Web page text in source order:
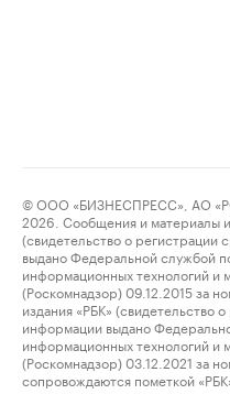
© ООО «БИЗНЕСПРЕСС», АО
2026. Сообщения и материалы
(свидетельство о регистрации
выдано Федеральной службой
информационных технологий и
(Роскомнадзор) 09.12.2015 за
издания «РБК» (свидетельство
информации выдано
информационных технологий и
(Роскомнадзор) 03.12.2021 за
сопровождаются пометкой